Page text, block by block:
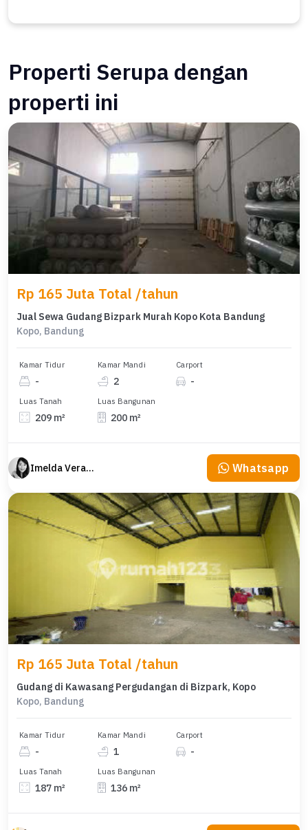
Properti Serupa dengan
properti ini
Rp 165 Juta Total /tahun
Jual Sewa Gudang Bizpark Murah Kopo Kota Bandung
Kopo, Bandung
Kamar Tidur
-
Kamar Mandi
2
Carport
-
Luas Tanah
209 m²
Luas Bangunan
200 m²
Imelda Veranika Whatsapp
Rp 165 Juta Total /tahun
Gudang di Kawasang Pergudangan di Bizpark, Kopo
Kopo, Bandung
Kamar Tidur
-
Kamar Mandi
1
Carport
-
Luas Tanah
187 m²
Luas Bangunan
136 m²